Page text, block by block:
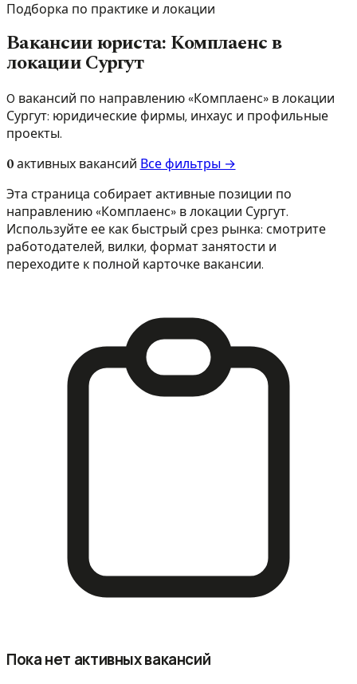
Подборка по практике и локации
Вакансии юриста: Комплаенс в
локации Сургут
0 вакансий по направлению «Комплаенс» в локации
Сургут: юридические фирмы, инхаус и профильные
проекты.
0 активных вакансий Все фильтры →
Эта страница собирает активные позиции по
направлению «Комплаенс» в локации Сургут.
Используйте ее как быстрый срез рынка: смотрите
работодателей, вилки, формат занятости и
переходите к полной карточке вакансии.
Пока нет активных вакансий